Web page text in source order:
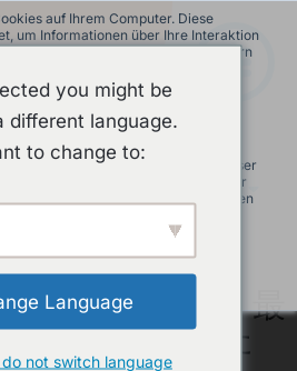
auf Ihrem Computer. Diese
um Informationen über Ihre Interaktion
und damit wir uns an Sie erinnern
um Ihre Website-
um Analysen und Kennzahlen über
Website und anderen Medien-Seiten
die von uns eingesetzten Cookies
Ihre Informationen beim Besuch dieser
Cookie wird in Ihrem Browser
dass Sie nicht nachverfolgt werden
算に応じて、最
をご提案いた
you might be
different language.
to change to:
Language
not switch language